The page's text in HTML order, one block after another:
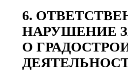
6.
НАРУШЕНИЕ
О